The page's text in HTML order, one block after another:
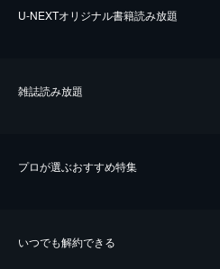
U-NEXTオリジナル書籍読み放題
雑誌読み放題
プロが選ぶおすすめ特集
いつでも解約できる